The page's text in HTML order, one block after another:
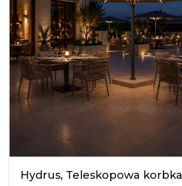
Hydrus, Teleskopowa korbka